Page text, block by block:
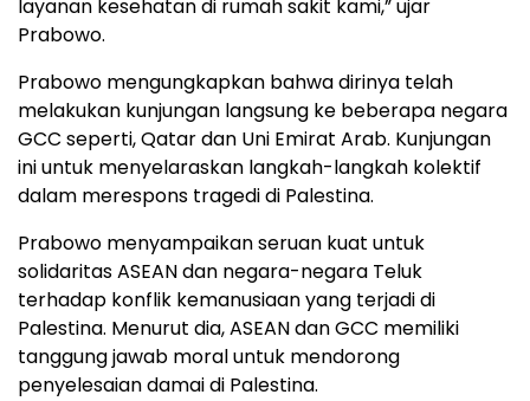
layanan kesehatan di rumah sakit kami,” ujar
Prabowo.
Prabowo mengungkapkan bahwa dirinya telah
melakukan kunjungan langsung ke beberapa negara
GCC seperti, Qatar dan Uni Emirat Arab. Kunjungan
ini untuk menyelaraskan langkah-langkah kolektif
dalam merespons tragedi di Palestina.
Prabowo menyampaikan seruan kuat untuk
solidaritas ASEAN dan negara-negara Teluk
terhadap konflik kemanusiaan yang terjadi di
Palestina. Menurut dia, ASEAN dan GCC memiliki
tanggung jawab moral untuk mendorong
penyelesaian damai di Palestina.